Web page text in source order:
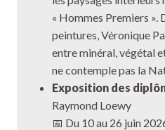
« Hommes Premiers ».
peintures, Véronique
entre minéral, végétal
ne contemple pas la
Exposition des
Raymond Loewy
📅 Du 10 au 26 juin